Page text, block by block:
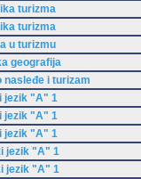
turizma
turizma
u turizmu
geografija
nasleđe i turizam
jezik "A" 1
jezik "A" 1
jezik "A" 1
jezik "A" 1
jezik "A" 1